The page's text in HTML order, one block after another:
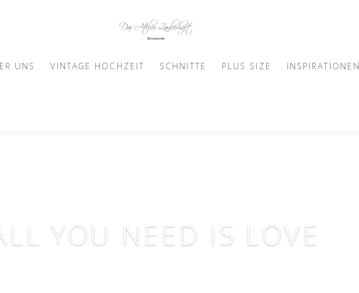
UNS VINTAGE HOCHZEIT SCHNITTE PLUS SIZE INSPIRATIONEN
YOU NEED IS LOVE